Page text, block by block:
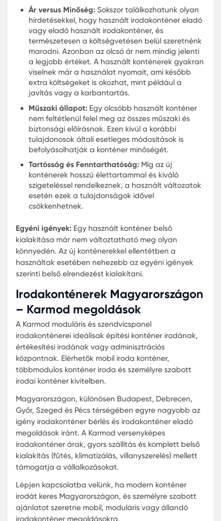
lábnyommal rendelkeznek.
Végül, de nem utolsósorban, az irodai konténer
belseje gyakran személyre szabott. Egy
lehetősége van saját márkájának és stílusának
megjelenítésére, ami pozitív benyomást kelt az
ügyfelekben és a látogatókban egyaránt. Egy jól
tervezett irodai konténer nemcsak funkcionális,
hanem esztétikai élményt is nyújt mindazok
akik használják vagy látogatják azt.
Összességében az irodai konténer belseje sokkal
több, mint egyszerűen egy "doboz". Az okos
és a magas minőségű anyagok kombinációja
lehetővé teszi, hogy ezek a térkímélő irodák
ugyanolyan kényelmesek és hatékonyak
mint a hagyományos irodahelyiségek.
Mobil irodák mindenhol
A munkavégzés helyének rugalmassága
kulcsfontosságú. A mobil irodák, különösen a
iroda konténerek, ezen igény kielégítésének
Gondolj bele, mennyire praktikus lenne, ha az
irodádat bárhová magaddal vihetnéd, legyen
építkezés, egy rendezvény vagy egy ideiglenes
projekt helyszíne.
A Mobil iroda eladó hirdetések gyakran
felbukkannak az interneten, és ez nem
A mobil irodák népszerűsége ugrásszerűen
mivel sok cég felismerte az ilyen típusú
rejlő előnyöket.
A Mobil iroda konténer azért olyan népszerű,
könnyen telepíthető, költséghatékony és
funkcionalitással rendelkezik. A helyigénye is
minimális, így szinte bárhol felállítható.
A használt irodai konténerek
hátrányai
Míg a használt irodai konténerek kiváló